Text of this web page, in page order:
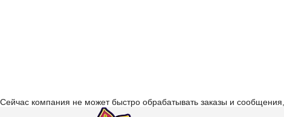
Сейчас компания не может быстро обрабатывать заказы и